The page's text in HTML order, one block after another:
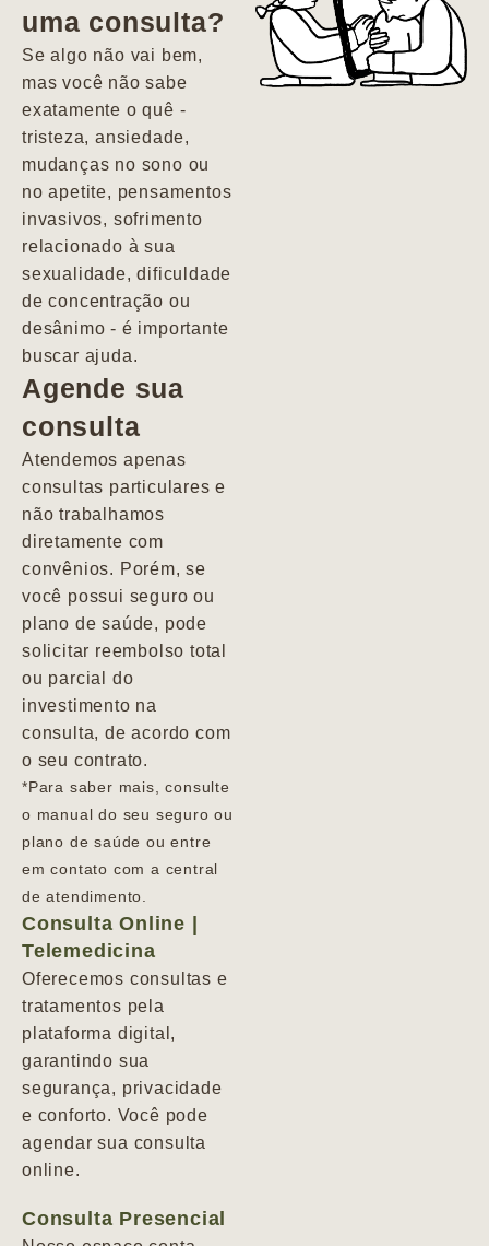
depressão e
agitação com
pensamentos
uma consulta?
Se algo não vai bem,
mas você não sabe
exatamente o quê -
tristeza, ansiedade,
mudanças no sono ou
no apetite, pensamentos
invasivos, sofrimento
relacionado à sua
sexualidade, dificuldade
de concentração ou
desânimo - é importante
buscar ajuda.
Agende sua
consulta
Atendemos apenas
consultas particulares e
não trabalhamos
diretamente com
convênios. Porém, se
você possui seguro ou
plano de saúde, pode
solicitar reembolso total
ou parcial do
investimento na
consulta, de acordo com
o seu contrato.
*Para saber mais, consulte
o manual do seu seguro ou
plano de saúde ou entre
em contato com a central
de atendimento.
Consulta Online |
Telemedicina
Oferecemos consultas e
tratamentos pela
plataforma digital,
garantindo sua
segurança, privacidade
e conforto. Você pode
agendar sua consulta
online.
Consulta Presencial